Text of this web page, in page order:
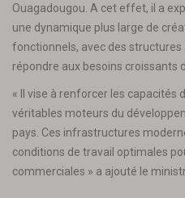
Ouagadougou. A cet effet, il a
une dynamique plus large de
fonctionnels, avec des
répondre aux besoins croissants
« Il vise à renforcer les capacités
véritables moteurs du
pays. Ces infrastructures
conditions de travail optimales
commerciales » a ajouté le